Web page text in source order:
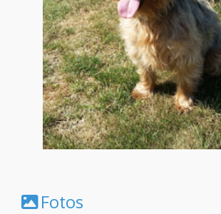
Fotos